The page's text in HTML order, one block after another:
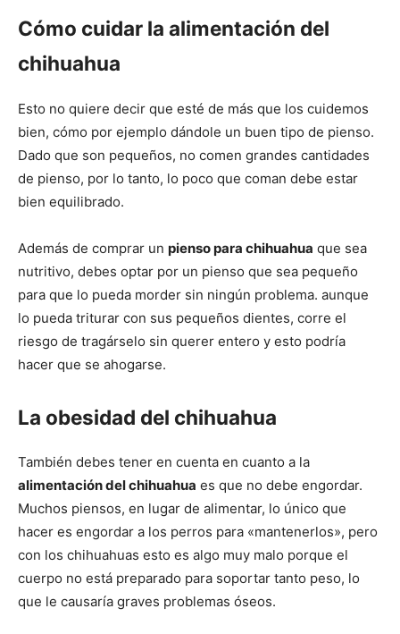
de
Cómo cuidar la alimentación del
chihuahua
Esto no quiere decir que esté de más que los cuidemos
bien, cómo por ejemplo dándole un buen tipo de pienso.
Dado que son pequeños, no comen grandes cantidades
de pienso, por lo tanto, lo poco que coman debe estar
bien equilibrado.
Además de comprar un pienso para chihuahua que sea
nutritivo, debes optar por un pienso que sea pequeño
para que lo pueda morder sin ningún problema. aunque
lo pueda triturar con sus pequeños dientes, corre el
riesgo de tragárselo sin querer entero y esto podría
hacer que se ahogarse.
La obesidad del chihuahua
También debes tener en cuenta en cuanto a la
alimentación del chihuahua es que no debe engordar.
Muchos piensos, en lugar de alimentar, lo único que
hacer es engordar a los perros para «mantenerlos», pero
con los chihuahuas esto es algo muy malo porque el
cuerpo no está preparado para soportar tanto peso, lo
que le causaría graves problemas óseos.